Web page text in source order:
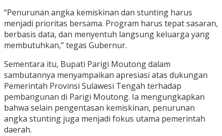
“Penurunan angka kemiskinan dan stunting harus
menjadi prioritas bersama. Program harus tepat sasaran,
berbasis data, dan menyentuh langsung keluarga yang
membutuhkan,” tegas Gubernur.
Sementara itu, Bupati Parigi Moutong dalam
sambutannya menyampaikan apresiasi atas dukungan
Pemerintah Provinsi Sulawesi Tengah terhadap
pembangunan di Parigi Moutong. Ia mengungkapkan
bahwa selain pengentasan kemiskinan, penurunan
angka stunting juga menjadi fokus utama pemerintah
daerah.